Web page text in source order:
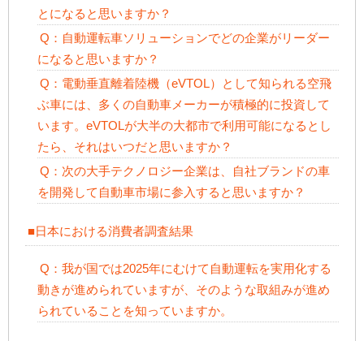
とになると思いますか？
Q：自動運転車ソリューションでどの企業がリーダー
になると思いますか？
Q：電動垂直離着陸機（eVTOL）として知られる空飛
ぶ車には、多くの自動車メーカーが積極的に投資して
います。eVTOLが大半の大都市で利用可能になるとし
たら、それはいつだと思いますか？
Q：次の大手テクノロジー企業は、自社ブランドの車
を開発して自動車市場に参入すると思いますか？
■日本における消費者調査結果
Q：我が国では2025年にむけて自動運転を実用化する
動きが進められていますが、そのような取組みが進め
られていることを知っていますか。